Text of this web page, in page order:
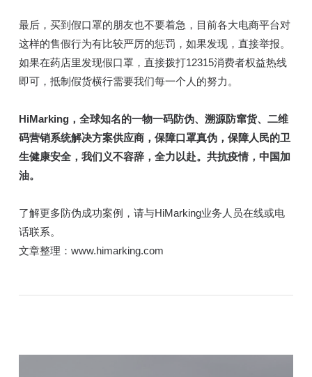
最后，买到假口罩的朋友也不要着急，目前各大电商平台对
这样的售假行为有比较严厉的惩罚，如果发现，直接举报。
如果在药店里发现假口罩，直接拨打12315消费者权益热线
即可，抵制假货横行需要我们每一个人的努力。
HiMarking，全球知名的一物一码防伪、溯源防窜货、二维
码营销系统解决方案供应商，保障口罩真伪，保障人民的卫
生健康安全，我们义不容辞，全力以赴。共抗疫情，中国加
油。
了解更多防伪成功案例，请与HiMarking业务人员在线或电
话联系。
文章整理：www.himarking.com